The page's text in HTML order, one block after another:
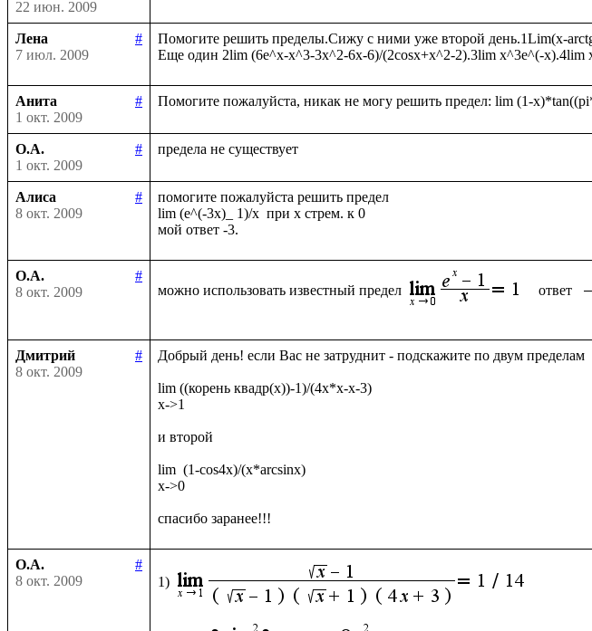
22 июн. 2009
Лена
#
7 июл. 2009
Помогите решить пределы.Сижу с ними уже второй день.1Lim(x-
Анита
#
1 окт. 2009
О.А.
#
1 окт. 2009
Алиса
#
8 окт. 2009
помогите пожалуйста решить предел
lim (e^(-3x)_ 1)/x  при х стрем. к 0
О.А.
#
8 окт. 2009
можно использовать известный предел ответ
Дмитрий
#
8 окт. 2009
Добрый день! если Вас не затруднит - подскажите по двум пределам
lim ((корень квадр(x))-1)/(4x*x-x-3)
x->1
и второй
lim  (1-cos4x)/(x*arcsinx)
x->0
О.А.
#
8 окт. 2009
1)